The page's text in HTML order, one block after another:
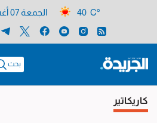
40 C° الجمعة 07 أغسطس 2026
بحث
كاريكاتير